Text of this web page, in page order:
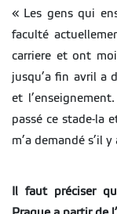
« Les gens qui
faculté
carriere et ont
jusqu’a fin avril a
et
passé ce stade-la
m’a demandé s’il
Il faut préciser